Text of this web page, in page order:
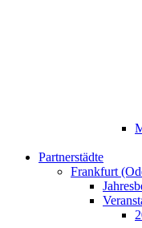
Partnerstädte
Frankfurt